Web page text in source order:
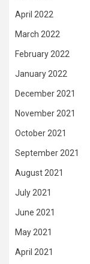
April 2022
March 2022
February 2022
January 2022
December 2021
November 2021
October 2021
September 2021
August 2021
July 2021
June 2021
May 2021
April 2021